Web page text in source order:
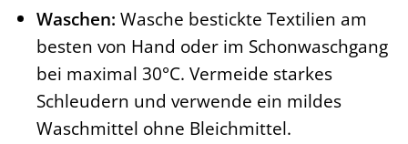
Waschen: Wasche bestickte Textilien am
besten von Hand oder im Schonwaschgang
bei maximal 30°C. Vermeide starkes
Schleudern und verwende ein mildes
Waschmittel ohne Bleichmittel.